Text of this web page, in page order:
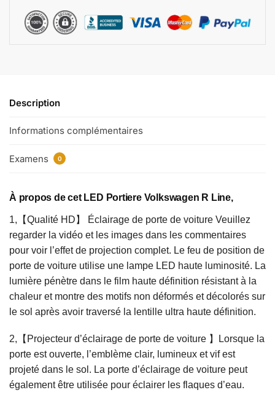
Description
Informations complémentaires
Examens 0
À propos de cet LED Portiere Volkswagen R Line,
1,【Qualité HD】 Éclairage de porte de voiture Veuillez
regarder la vidéo et les images dans les commentaires
pour voir l’effet de projection complet. Le feu de position de
porte de voiture utilise une lampe LED haute luminosité. La
lumière pénètre dans le film haute définition résistant à la
chaleur et montre des motifs non déformés et décolorés sur
le sol après avoir traversé la lentille ultra haute définition.
2,【Projecteur d’éclairage de porte de voiture 】Lorsque la
porte est ouverte, l’emblème clair, lumineux et vif est
projeté dans le sol. La porte d’éclairage de voiture peut
également être utilisée pour éclairer les flaques d’eau.